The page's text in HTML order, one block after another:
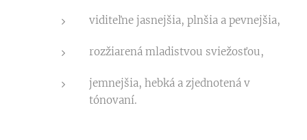
viditeľne jasnejšia, plnšia a pevnejšia,
rozžiarená mladistvou sviežosťou,
jemnejšia, hebká a zjednotená v
tónovaní.